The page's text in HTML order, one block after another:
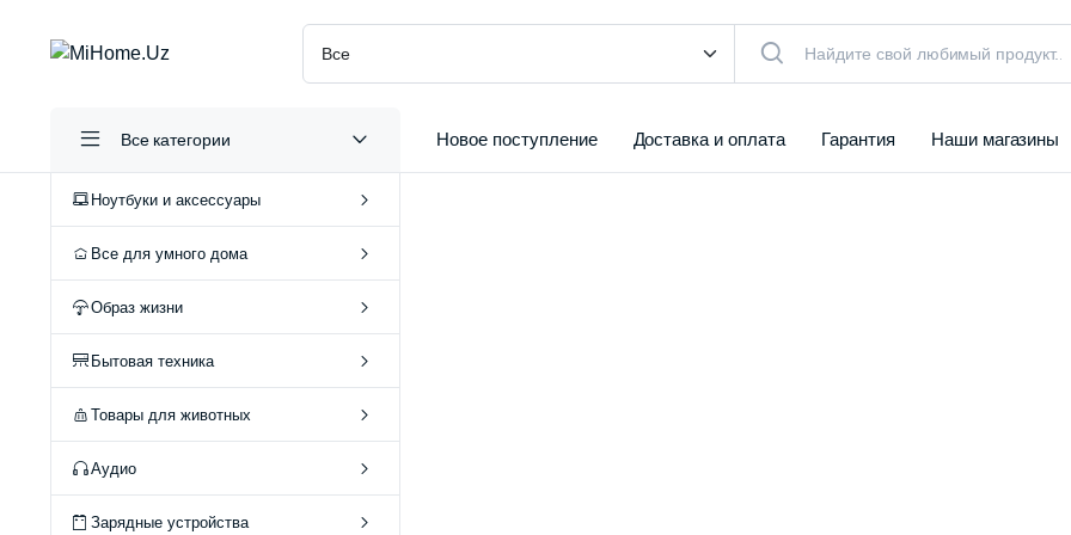
Все категории
Ноутбуки и аксессуары
Все для умного дома
Образ жизни
Бытовая техника
Товары для животных
Аудио
Зарядные устройства
Новое поступление Доставка и оплата Гарантия Наши магазины